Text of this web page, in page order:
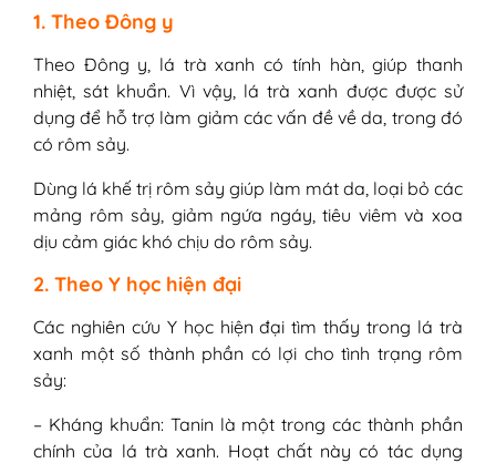
1. Theo Đông y
Theo Đông y, lá trà xanh có tính hàn, giúp thanh
nhiệt, sát khuẩn. Vì vậy, lá trà xanh được được sử
dụng để hỗ trợ làm giảm các vấn đề về da, trong đó
có rôm sảy.
Dùng lá khế trị rôm sảy giúp làm mát da, loại bỏ các
mảng rôm sảy, giảm ngứa ngáy, tiêu viêm và xoa
dịu cảm giác khó chịu do rôm sảy.
2. Theo Y học hiện đại
Các nghiên cứu Y học hiện đại tìm thấy trong lá trà
xanh một số thành phần có lợi cho tình trạng rôm
sảy:
– Kháng khuẩn: Tanin là một trong các thành phần
chính của lá trà xanh. Hoạt chất này có tác dụng